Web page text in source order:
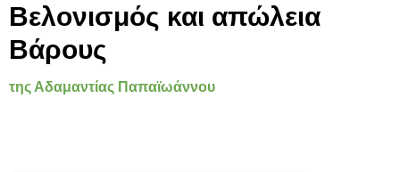
Βελονισμός και απώλεια
Βάρους
της Αδαμαντίας Παπαϊωάννου